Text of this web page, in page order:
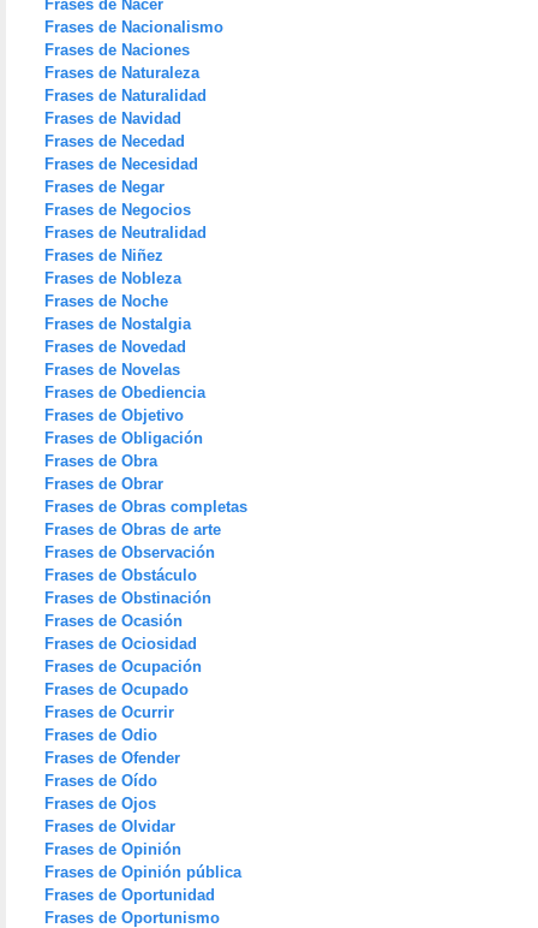
Frases de Nacer
Frases de Nacionalismo
Frases de Naciones
Frases de Naturaleza
Frases de Naturalidad
Frases de Navidad
Frases de Necedad
Frases de Necesidad
Frases de Negar
Frases de Negocios
Frases de Neutralidad
Frases de Niñez
Frases de Nobleza
Frases de Noche
Frases de Nostalgia
Frases de Novedad
Frases de Novelas
Frases de Obediencia
Frases de Objetivo
Frases de Obligación
Frases de Obra
Frases de Obrar
Frases de Obras completas
Frases de Obras de arte
Frases de Observación
Frases de Obstáculo
Frases de Obstinación
Frases de Ocasión
Frases de Ociosidad
Frases de Ocupación
Frases de Ocupado
Frases de Ocurrir
Frases de Odio
Frases de Ofender
Frases de Oído
Frases de Ojos
Frases de Olvidar
Frases de Opinión
Frases de Opinión pública
Frases de Oportunidad
Frases de Oportunismo